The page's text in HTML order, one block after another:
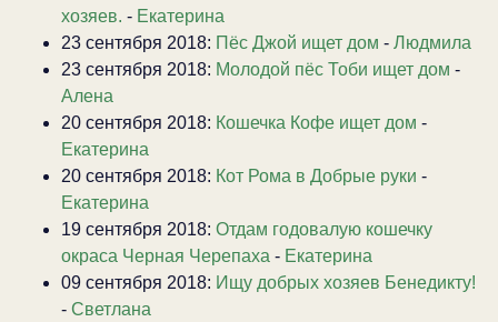
хозяев. - Екатерина
23 сентября 2018: Пёс Джой ищет дом - Людмила
23 сентября 2018: Молодой пёс Тоби ищет дом -
Алена
20 сентября 2018: Кошечка Кофе ищет дом -
Екатерина
20 сентября 2018: Кот Рома в Добрые руки -
Екатерина
19 сентября 2018: Отдам годовалую кошечку
окраса Черная Черепаха - Екатерина
09 сентября 2018: Ищу добрых хозяев Бенедикту!
- Светлана